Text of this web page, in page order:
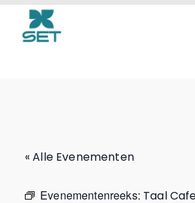
Taal Cafe
« Alle Evenementen
Evenementenreeks: Taal